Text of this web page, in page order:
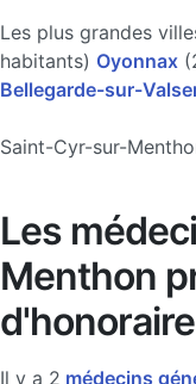
Les plus grandes
habitants) Oyonnax
Bellegarde-sur-
Saint-Cyr-sur-
Les
Menthon
Il y a 2 médecins